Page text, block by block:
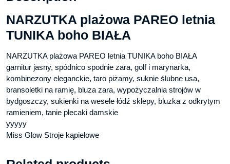
NARZUTKA plażowa PAREO letnia
TUNIKA boho BIAŁA
NARZUTKA plażowa PAREO letnia TUNIKA boho BIAŁA
garnitur jasny, spódnico spodnie zara, golf i marynarka,
kombinezony eleganckie, taro piżamy, suknie ślubne usa,
bransoletki na ramię, bluza zara, wypożyczalnia strojów w
bydgoszczy, sukienki na wesele łódź sklepy, bluzka z odkrytym
ramieniem, tanie plecaki damskie
yyyyy
Miss Glow Stroje kąpielowe